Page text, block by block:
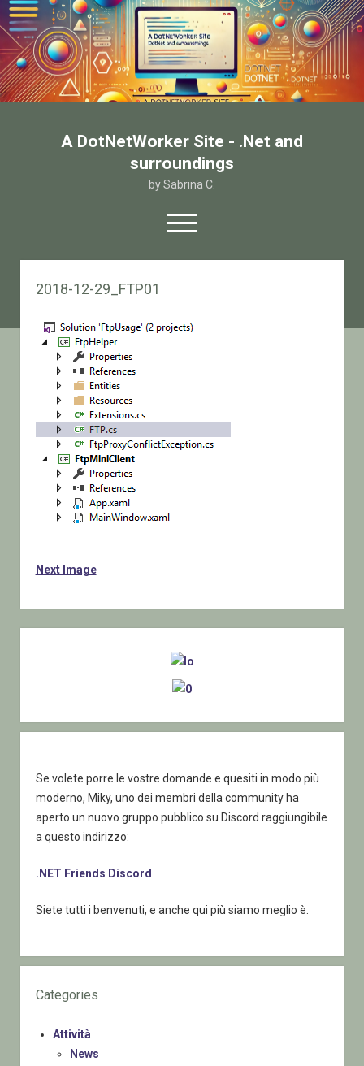
A DotNetWorker Site - .Net and
surroundings
by Sabrina C.
open
menu
twitterfacebook
email-form
Chi sono
2018-12-29_FTP01
Next Image
Se volete porre le vostre domande e quesiti in modo più
moderno, Miky, uno dei membri della community ha
aperto un nuovo gruppo pubblico su Discord raggiungibile
a questo indirizzo:
.NET Friends Discord
Siete tutti i benvenuti, e anche qui più siamo meglio è.
Categories
Attività
News